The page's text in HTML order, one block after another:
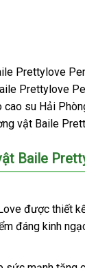
Prettylove
Prettylove
cao su Hải
vật Baile
Baile
nhập
khẩu
được thiết
đáng kinh